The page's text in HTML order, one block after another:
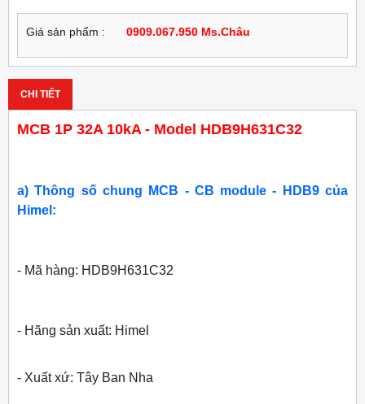
Giá sản phẩm : 0909.067.950 Ms.Châu
CHI TIẾT
MCB 1P 32A 10kA - Model HDB9H631C32
a) Thông số chung MCB - CB module - HDB9 của
Himel:
- Mã hàng: HDB9H631C32
- Hãng sản xuất: Himel
- Xuất xứ: Tây Ban Nha